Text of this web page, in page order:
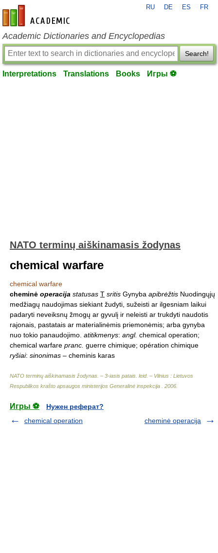
en-academic.com
RU DE ES FR
Academic Dictionaries and Encyclopedias
Search!
Interpretations Translations Books Игры ⚽
NATO terminų aiškinamasis žodynas
chemical warfare
chemical warfare
cheminė operacija statusas T sritis Gynyba apibrėžtis Nuodingųjų
medžiagų naudojimas siekiant žudyti, sužeisti ar ilgesniam laikui
padaryti neveiksnų žmogų ar gyvulį ir neleisti ar trukdyti naudotis
rajonais, pastatais ar materialinėmis priemonėmis; arba gynyba
nuo tokio panaudojimo. atitikmenys: angl. chemical operation;
chemical warfare pranc. guerre chimique; opération chimique
ryšiai: sinonimas – cheminis karas
NATO terminų aiškinamasis žodynas. – 3-iasis patais. leid. – Vilnius : Lietuvos
Respublikos krašto apsaugos ministerijos Generalinė inspekcija
2006
Игры ⚽
Нужен реферат?
chemical operation
cheminė operacija